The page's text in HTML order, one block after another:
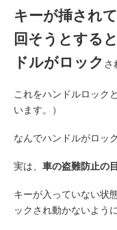
キーが挿され
回そうとする
ドルがロック さ
これをハンドルロック
います。）
なんでハンドルがロッ
実は、 車の盗難防止の
キーが入っていない状
ックされ動かないよう